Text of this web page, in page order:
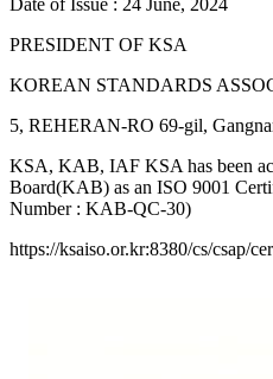
PRESIDENT OF KSA
KOREAN STANDARDS
5, REHERAN-RO 69-gil,
KSA, KAB, IAF KSA has been
Board(KAB) as an ISO 9001
Number : KAB-QC-30)
https://ksaiso.or.kr:8380/cs/csap/